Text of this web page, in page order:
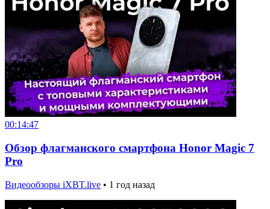
00:14:47
Обзор флагманского смартфона Honor Magic 7
Pro
Видеообзоры iXBT.live • 1 год назад